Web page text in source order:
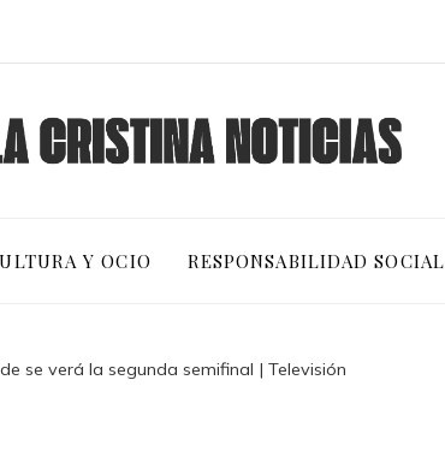
Y OCIO RESPONSABILIDAD SOCIAL
se verá la segunda semifinal | Televisión